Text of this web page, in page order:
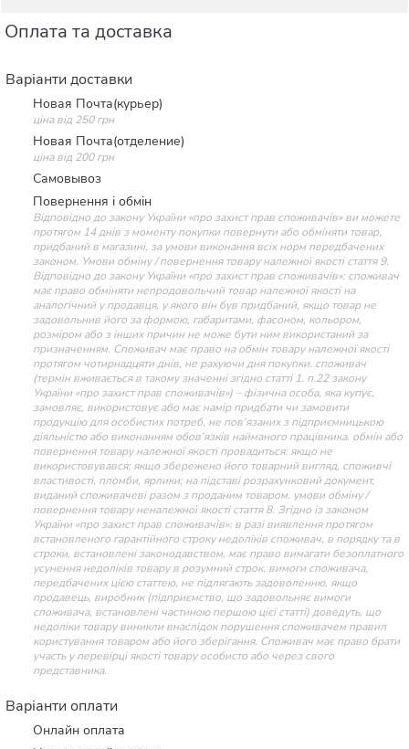
Оплата та доставка
Варіанти доставки
Новая Почта(курьер)
ціна від 250 грн
Новая Почта(отделение)
ціна від 200 грн
Самовывоз
Повернення і обмін
Відповідно до закону України «про захист прав споживачів» ви можете
протягом 14 днів з моменту покупки повернути або обміняти товар,
придбаний в магазині, за умови виконання всіх норм передбачених
законом. Умови обміну / повернення товару належної якості стаття 9.
Відповідно до закону України «про захист прав споживачів»: споживач
має право обміняти непродовольчий товар належної якості на
аналогічний у продавця, у якого він був придбаний, якщо товар не
задовольнив його за формою, габаритами, фасоном, кольором,
розміром або з інших причин не може бути ним використаний за
призначенням. Споживач має право на обмін товару належної якості
протягом чотирнадцяти днів, не рахуючи дня покупки. споживач
(термін вживається в такому значенні згідно статті 1. п.22 закону
України «про захист прав споживачів») – фізична особа, яка купує,
замовляє, використовує або має намір придбати чи замовити
продукцію для особистих потреб, не пов’язаних з підприємницькою
діяльністю або виконанням обов’язків найманого працівника. обмін або
повернення товару належної якості провадиться: якщо не
використовувався; якщо збережено його товарний вигляд, споживчі
властивості, пломби, ярлики; на підставі розрахунковий документ,
виданий споживачеві разом з проданим товаром. умови обміну /
повернення товару неналежної якості стаття 8. Згідно із законом
України «про захист прав споживачів»: в разі виявлення протягом
встановленого гарантійного строку недоліків споживач, в порядку та в
строки, встановлені законодавством, має право вимагати безоплатного
усунення недоліків товару в розумний строк. вимоги споживача,
передбачених цією статтею, не підлягають задоволенню, якщо
продавець, виробник (підприємство, що задовольняє вимоги
споживача, встановлені частиною першою цієї статті) доведуть, що
недоліки товару виникли внаслідок порушення споживачем правил
користування товаром або його зберігання. Споживач має право брати
участь у перевірці якості товару особисто або через свого
представника.
Варіанти оплати
Онлайн оплата